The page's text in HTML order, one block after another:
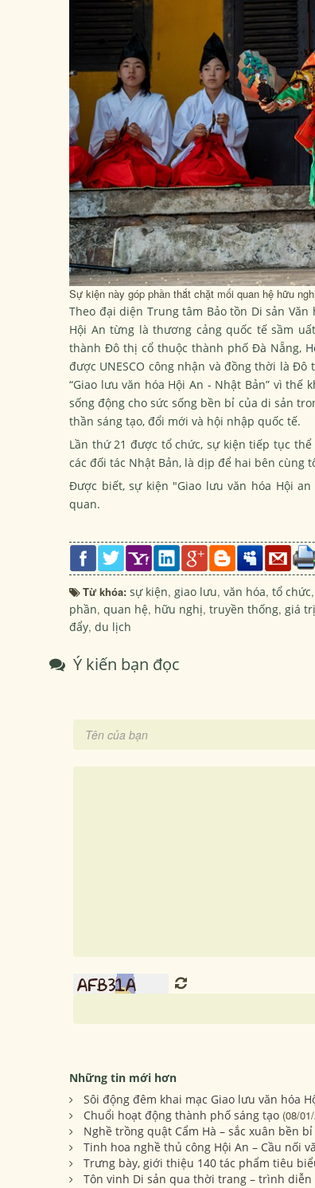
Sự kiện này góp phần thắt chặt mối quan hệ hữu
Theo đại diện Trung tâm Bảo tồn Di sản
Hội An từng là thương cảng quốc tế sầm
thành Đô thị cổ thuộc thành phố Đà Nẵng,
được UNESCO công nhận và đồng thời là
“Giao lưu văn hóa Hội An - Nhật Bản” vì
sống động cho sức sống bền bỉ của di sản
thần sáng tạo, đổi mới và hội nhập quốc tế.
Lần thứ 21 được tổ chức, sự kiện tiếp tục
các đối tác Nhật Bản, là dịp để hai bên cùng
Được biết, sự kiện "Giao lưu văn hóa Hội
quan.
Từ khóa: sự kiện, giao lưu, văn hóa, tổ chức,
phần, quan hệ, hữu nghị, truyền thống, giá trị
đẩy, du lịch
Ý kiến bạn đọc
Những tin mới hơn
Sôi động đêm khai mạc Giao lưu văn hóa
Chuổi hoạt động thành phố sáng tạo (08/
Nghề trồng quật Cẩm Hà – sắc xuân bền
Tinh hoa nghề thủ công Hội An – Cầu nối
Trưng bày, giới thiệu 140 tác phẩm tiêu
Tôn vinh Di sản qua thời trang – trình